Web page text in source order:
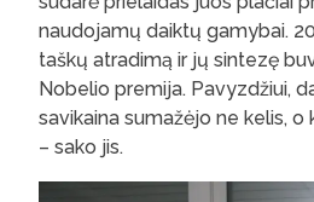
naudojamų daiktų gamybai.
taškų atradimą ir jų sintezę
Nobelio premija. Pavyzdžiui,
savikaina sumažėjo ne kelis, o
– sako jis.